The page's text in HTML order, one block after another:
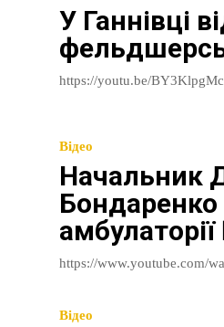
У Ганнівці
Відео
Начальник
Відео